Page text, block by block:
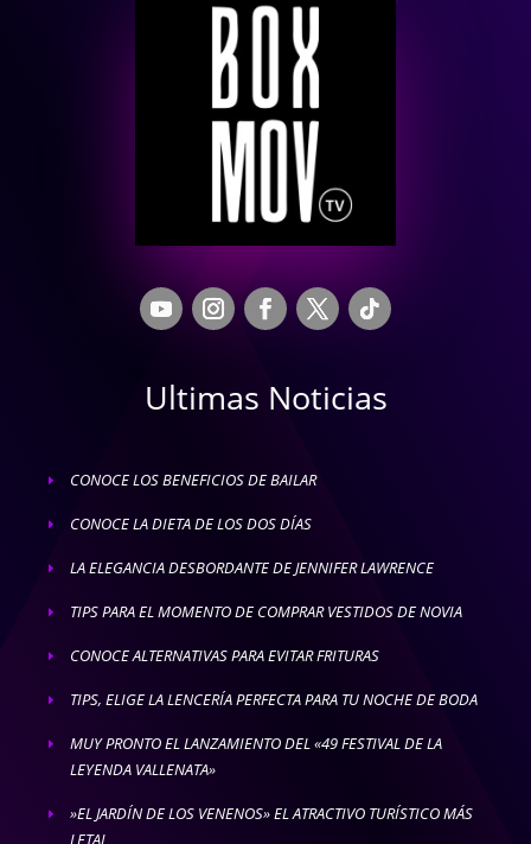
Ultimas Noticias
E CONOCE LOS BENEFICIOS DE BAILAR
E CONOCE LA DIETA DE LOS DOS DÍAS
E LA ELEGANCIA DESBORDANTE DE JENNIFER LAWRENCE
E TIPS PARA EL MOMENTO DE COMPRAR VESTIDOS DE NOVIA
E CONOCE ALTERNATIVAS PARA EVITAR FRITURAS
E TIPS, ELIGE LA LENCERÍA PERFECTA PARA TU NOCHE DE BODA
E
MUY PRONTO EL LANZAMIENTO DEL «49 FESTIVAL DE LA
LEYENDA VALLENATA»
E
»EL JARDÍN DE LOS VENENOS» EL ATRACTIVO TURÍSTICO MÁS
LETAL